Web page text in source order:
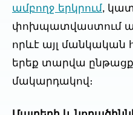
ամբողջ երկրում ,
փոխպատվաստում
որևէ այլ մանկական
երեք տարվա
մակարդակով։